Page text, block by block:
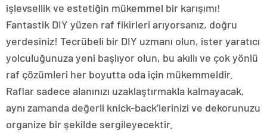
işlevsellik ve estetiğin mükemmel bir karışımı!
Fantastik DIY yüzen raf fikirleri arıyorsanız, doğru
yerdesiniz! Tecrübeli bir DIY uzmanı olun, ister yaratıcı
yolculuğunuza yeni başlıyor olun, bu akıllı ve çok yönlü
raf çözümleri her boyutta oda için mükemmeldir.
Raflar sadece alanınızı uzaklaştırmakla kalmayacak,
aynı zamanda değerli knick-back’lerinizi ve dekorunuzu
organize bir şekilde sergileyecektir.